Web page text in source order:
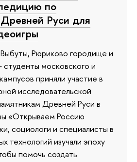
по
Руси для
Рюриково городище и
московского и
приняли участие в
исследовательской
Древней Руси в
«Открываем Россию
социологи и специалисты в
технологий изучали эпоху
помочь создать